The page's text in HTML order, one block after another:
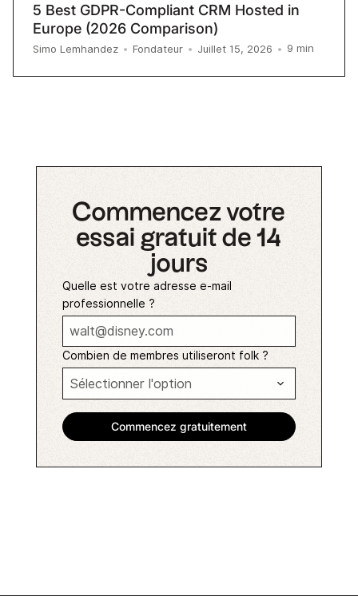
5 Best GDPR-Compliant CRM Hosted in
Europe (2026 Comparison)
Simo Lemhandez • Fondateur • Juillet 15, 2026 • 9 min
Commencez votre
essai gratuit de 14
jours
Quelle est votre adresse e-mail
professionnelle ?
Combien de membres utiliseront folk ?